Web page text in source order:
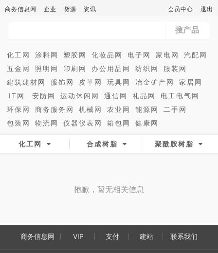
商务信息网 企业 货源 资讯 会员中心 退出
搜产品
化工网 涂料网 塑胶网 化妆品网 电子网 家电网
汽配网
五金网
照明网 印刷网 办公用品网 纺织网
服装网
建筑建材网
服饰网 皮革网 玩具网 冶金矿产网
家居网
IT网
安防网 运动休闲网 通信网 礼品网
电工电气网
环保网
商务服务网 机械网 农业网 能源网
二手网
包装网
物流网 仪器仪表网 箱包网 健康网
化工网 合成树脂 聚酰胺树脂
抱歉，暂无相关信息
商务信息网 VIP 支付 建站 联系我们